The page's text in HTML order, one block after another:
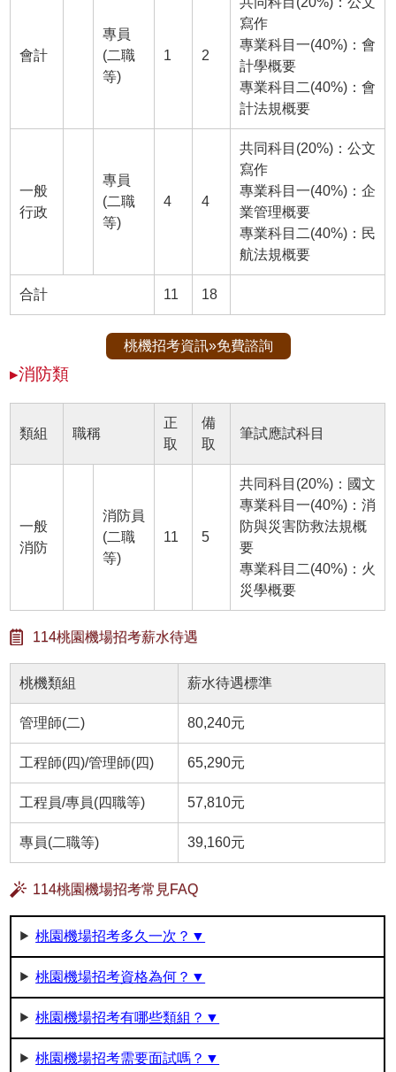
會計
專員
(二職
等)
1 2
寫作
專業科目一(40%)：會
計學概要
專業科目二(40%)：會
計法規概要
一般
行政
專員
(二職
等)
4 4
共同科目(20%)：公文
寫作
專業科目一(40%)：企
業管理概要
專業科目二(40%)：民
航法規概要
合計 11 18
桃機招考資訊»免費諮詢
▸消防類
類組 職稱
正
取
備
取
筆試應試科目
一般
消防
消防員
(二職
等)
11 5
共同科目(20%)：國文
專業科目一(40%)：消
防與災害防救法規概
要
專業科目二(40%)：火
災學概要
114桃園機場招考薪水待遇
桃機類組 薪水待遇標準
管理師(二) 80,240元
工程師(四)/管理師(四) 65,290元
工程員/專員(四職等) 57,810元
專員(二職等) 39,160元
114桃園機場招考常見FAQ
桃園機場招考多久一次？▼
桃園機場招考資格為何？▼
桃園機場招考有哪些類組？▼
桃園機場招考需要面試嗎？▼